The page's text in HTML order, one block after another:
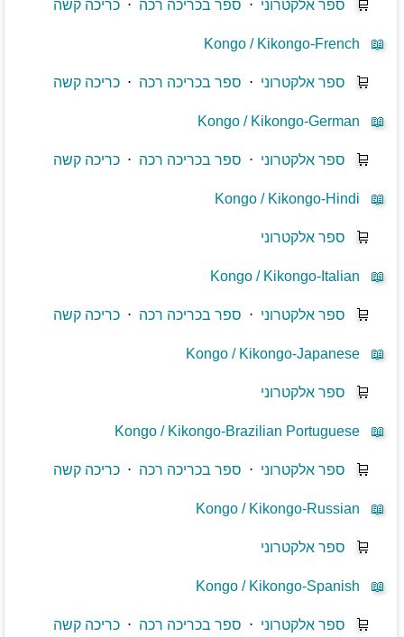
🛒 ספר אלקטרוני ⋅ ספר בכריכה רכה ⋅כריכה קשה
📖
Kongo / Kikongo-French
🛒 ספר אלקטרוני ⋅ ספר בכריכה רכה ⋅כריכה קשה
📖
Kongo / Kikongo-German
🛒 ספר אלקטרוני ⋅ ספר בכריכה רכה ⋅כריכה קשה
📖
Kongo / Kikongo-Hindi
🛒 ספר אלקטרוני
📖
Kongo / Kikongo-Italian
🛒 ספר אלקטרוני ⋅ ספר בכריכה רכה ⋅כריכה קשה
📖
Kongo / Kikongo-Japanese
🛒 ספר אלקטרוני
📖
Kongo / Kikongo-Brazilian Portuguese
🛒 ספר אלקטרוני ⋅ ספר בכריכה רכה ⋅כריכה קשה
📖
Kongo / Kikongo-Russian
🛒 ספר אלקטרוני
📖
Kongo / Kikongo-Spanish
🛒 ספר אלקטרוני ⋅ ספר בכריכה רכה ⋅כריכה קשה